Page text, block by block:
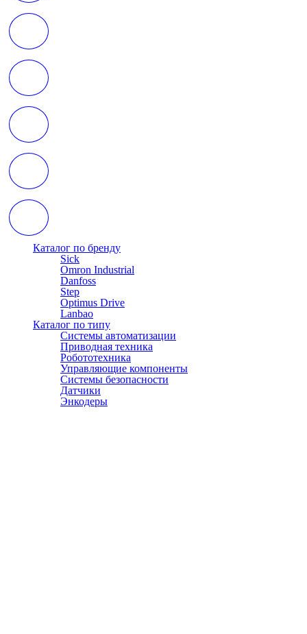
Каталог по бренду
Sick
Omron Industrial
Danfoss
Step
Optimus Drive
Lanbao
Каталог по типу
Системы автоматизации
Приводная техника
Робототехника
Управляющие компоненты
Системы безопасности
Датчики
Энкодеры